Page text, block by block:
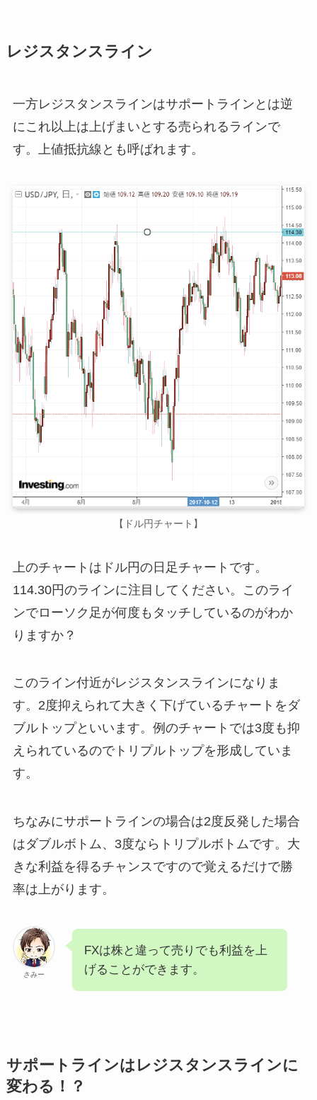
レジスタンスライン
一方レジスタンスラインはサポートラインとは逆
にこれ以上は上げまいとする売られるラインで
す。上値抵抗線とも呼ばれます。
【ドル円チャート】
上のチャートはドル円の日足チャートです。
114.30円のラインに注目してください。このライ
ンでローソク足が何度もタッチしているのがわか
りますか？
このライン付近がレジスタンスラインになりま
す。2度抑えられて大きく下げているチャートをダ
ブルトップといいます。例のチャートでは3度も抑
えられているのでトリプルトップを形成していま
す。
ちなみにサポートラインの場合は2度反発した場合
はダブルボトム、3度ならトリプルボトムです。大
きな利益を得るチャンスですので覚えるだけで勝
率は上がります。
さみー
FXは株と違って売りでも利益を上
げることができます。
サポートラインはレジスタンスラインに
変わる！？